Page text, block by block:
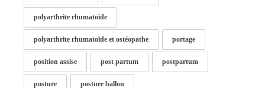
polyarthrite rhumatoïde
polyarthrite rhumatoïde et ostéopathe portage
position assise post partum postpartum
posture posture ballon